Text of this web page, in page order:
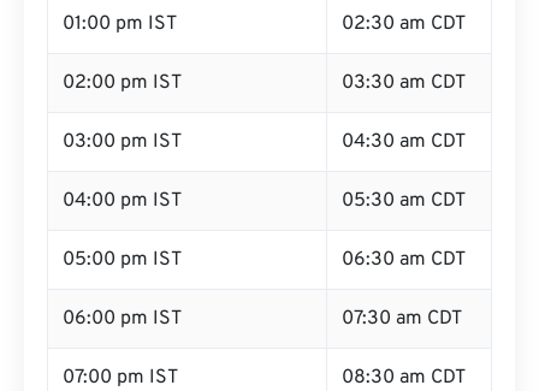
01:00 pm IST 02:30 am CDT
02:00 pm IST 03:30 am CDT
03:00 pm IST 04:30 am CDT
04:00 pm IST 05:30 am CDT
05:00 pm IST 06:30 am CDT
06:00 pm IST 07:30 am CDT
07:00 pm IST 08:30 am CDT